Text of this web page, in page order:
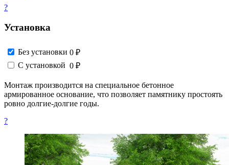
?
Установка
Без установки 0 ₽
С установкой 0 ₽
Монтаж производится на специальное бетонное
армированное основание, что позволяет памятнику простоять
ровно долгие-долгие годы.
?